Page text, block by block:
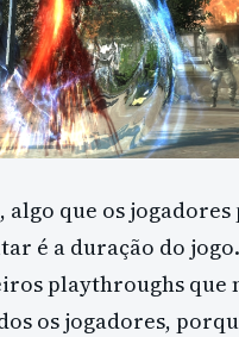
que os
é a duração do
playthroughs que
os jogadores,